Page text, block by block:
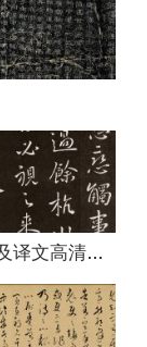
余杭帖原文及译文高清图片